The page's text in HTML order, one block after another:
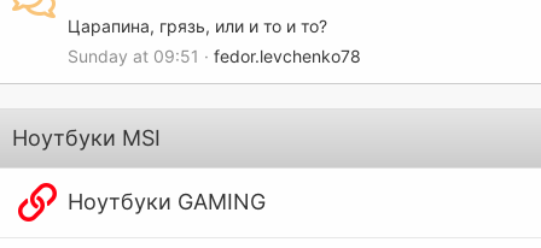
Царапина, грязь, или и то и то?
Sunday at 09:51
fedor.levchenko78
Ноутбуки MSI
Ноутбуки GAMING